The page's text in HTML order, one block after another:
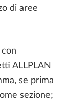
di aree
con
ALLPLAN
se prima
sezione;